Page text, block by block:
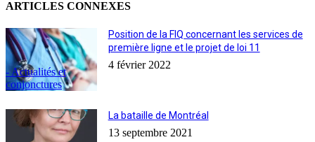
ARTICLES CONNEXES
- Actualités et
conjonctures
Position de la FIQ concernant les services de
première ligne et le projet de loi 11
4 février 2022
La bataille de Montréal
13 septembre 2021